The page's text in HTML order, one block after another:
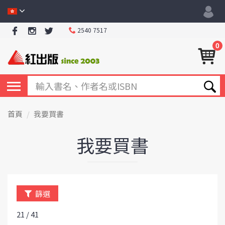
2540 7517
0
首頁 我要買書
我要買書
篩選
21 / 41